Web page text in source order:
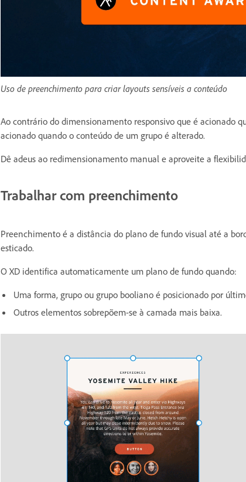
Uso de preenchimento para criar layouts sensíveis a conteúdo
Ao contrário do dimensionamento responsivo que é acionado
acionado quando o conteúdo de um grupo é alterado.
Dê adeus ao redimensionamento manual e aproveite a
Trabalhar com preenchimento
Preenchimento é a distância do plano de fundo visual até a
esticado.
O XD identifica automaticamente um plano de fundo quando:
Uma forma, grupo ou grupo booliano é posicionado por
Outros elementos sobrepõem-se à camada mais baixa.